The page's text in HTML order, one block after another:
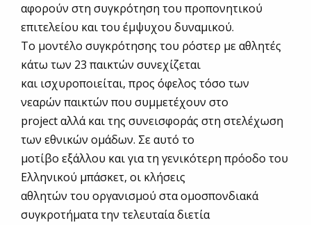
αφορούν στη συγκρότηση του προπονητικού
επιτελείου και του έμψυχου δυναμικού.
Το μοντέλο συγκρότησης του ρόστερ με αθλητές
κάτω των 23 παικτών συνεχίζεται
και ισχυροποιείται, προς όφελος τόσο των
νεαρών παικτών που συμμετέχουν στο
project αλλά και της συνεισφοράς στη στελέχωση
των εθνικών ομάδων. Σε αυτό το
μοτίβο εξάλλου και για τη γενικότερη πρόοδο του
Ελληνικού μπάσκετ, οι κλήσεις
αθλητών του οργανισμού στα ομοσπονδιακά
συγκροτήματα την τελευταία διετία